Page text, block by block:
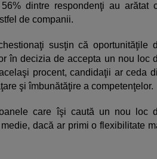
dintre respondenţi au arătat
de companii.
susţin că oportunităţile
în decizia de accepta un nou loc
procent, candidaţii ar ceda
şi îmbunătăţire a competenţelor.
care îşi caută un nou loc
dacă ar primi o flexibilitate